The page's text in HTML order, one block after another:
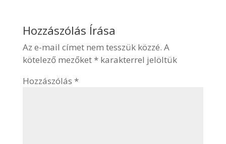
Hozzászólás Írása
Az e-mail címet nem tesszük közzé. A
kötelező mezőket *karakterrel jelöltük
Hozzászólás *